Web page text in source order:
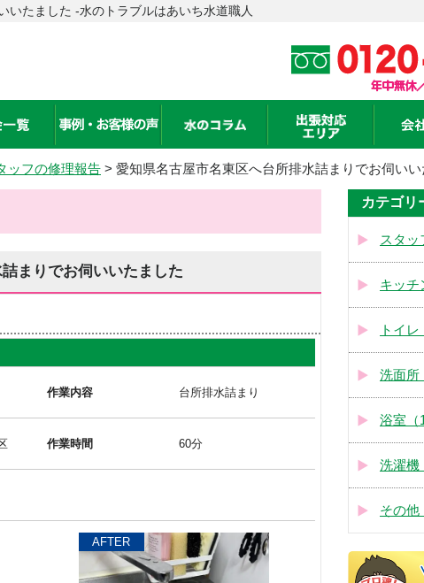
いたました -水のトラブルはあいち水道職人
ッフの修理報告 > 愛知県名古屋市名東区へ台所排水詰まりでお伺いい
まりでお伺いいたました
作業内容 台所排水詰まり
作業時間 60分
AFTER
カテゴリ
スタッ
キッチ
トイレ
洗面所
浴室（
洗濯機
その他